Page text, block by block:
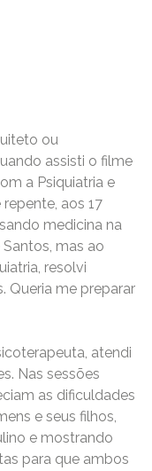
ou
assisti o filme
a Psiquiatria e
aos 17
medicina na
mas ao
resolvi
Queria me preparar
atendi
Nas sessões
as dificuldades
e seus filhos,
e mostrando
para que ambos